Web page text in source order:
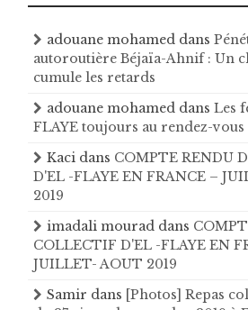
adouane mohamed dans
autoroutière Béjaïa-Ahnif : Un
cumule les retards
adouane mohamed dans Les
FLAYE toujours au rendez-vous
Kaci dans COMPTE RENDU
D'EL -FLAYE EN FRANCE –
2019
imadali mourad dans
COLLECTIF D'EL -FLAYE EN
JUILLET- AOUT 2019
Samir dans [Photos] Repas